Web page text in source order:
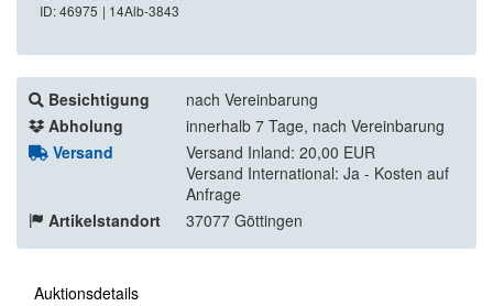
ID: 46975 | 14Alb-3843
Besichtigung
nach Vereinbarung
Abholung
innerhalb 7 Tage, nach Vereinbarung
Versand
Versand Inland: 20,00 EUR
Versand International: Ja - Kosten auf
Anfrage
Artikelstandort
37077 Göttingen
Auktionsdetails